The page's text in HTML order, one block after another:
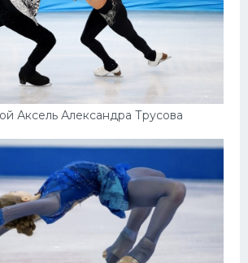
Аксель Александра Трусова